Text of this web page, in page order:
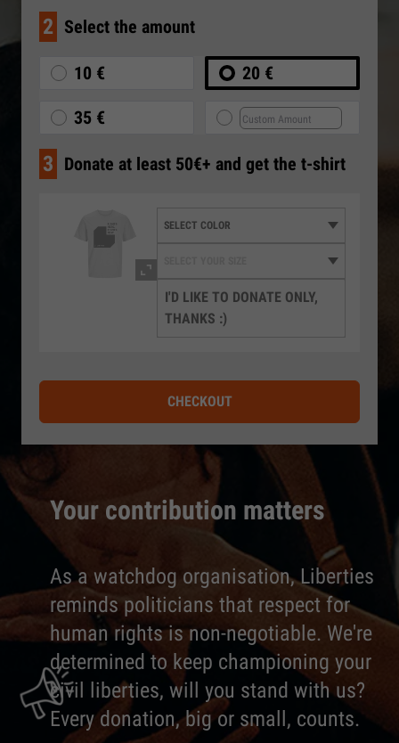
Your contribution matters
As a watchdog organisation, Liberties
reminds politicians that respect for
human rights is non-negotiable. We're
determined to keep championing your
civil liberties, will you stand with us?
Every donation, big or small, counts.
2 Select the amount
10 € 20 €
35 €
3 Donate at least 50€+ and get the t-shirt
I'D LIKE TO DONATE ONLY,
THANKS :)
CHECKOUT